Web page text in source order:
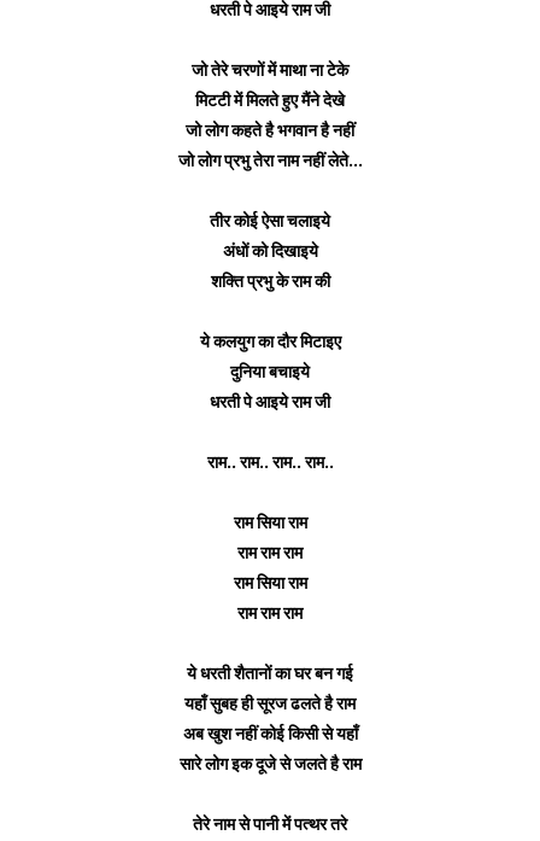
धरती पे आइये राम जी
जो तेरे चरणों में माथा ना टेके
मिटटी में मिलते हुए मैंने देखे
जो लोग कहते है भगवान है नहीं
जो लोग प्रभु तेरा नाम नहीं लेते...
तीर कोई ऐसा चलाइये
अंधों को दिखाइये
शक्ति प्रभु के राम की
ये कलयुग का दौर मिटाइए
दुनिया बचाइये
धरती पे आइये राम जी
राम.. राम.. राम.. राम..
राम सिया राम
राम राम राम
राम सिया राम
राम राम राम
ये धरती शैतानों का घर बन गई
यहाँ सुबह ही सूरज ढलते है राम
अब खुश नहीं कोई किसी से यहाँ
सारे लोग इक दूजे से जलते है राम
तेरे नाम से पानी में पत्थर तरे